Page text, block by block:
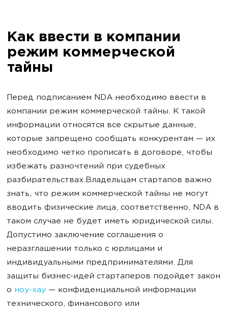
Как ввести в компании
режим коммерческой
тайны
Перед подписанием NDA необходимо ввести в
компании режим коммерческой тайны. К такой
информации относятся все скрытые данные,
которые запрещено сообщать конкурентам — их
необходимо четко прописать в договоре, чтобы
избежать разночтений при судебных
разбирательствах.Владельцам стартапов важно
знать, что режим коммерческой тайны не могут
вводить физические лица, соответственно, NDA в
таком случае не будет иметь юридической силы.
Допустимо заключение соглашения о
неразглашении только с юрлицами и
индивидуальными предпринимателями. Для
защиты бизнес-идей стартаперов подойдет закон
о ноу-хау — конфиденциальной информации
технического, финансового или